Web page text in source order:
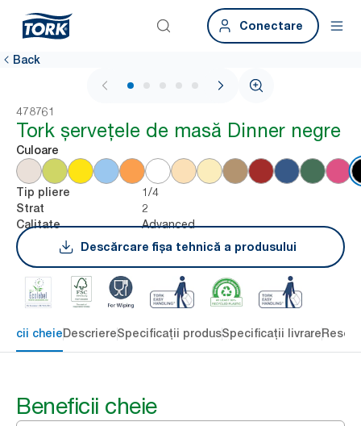
Conectare
Back
1 / 5
478761
Tork șervețele de masă Dinner negre
Culoare
Tip pliere 1/4
Strat 2
Calitate
Advanced
Descărcare fișa tehnică a produsului
cheieDescriereSpecificații produsSpecificații livrare
Beneficii cheie